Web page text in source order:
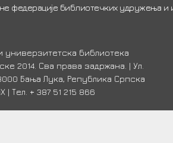
федерације библиотечких удружења и
универзитетска библиотека
2014. Сва права задржана. | Ул.
Бања Лука, Република Српска
| Тел. + 387 51 215 866